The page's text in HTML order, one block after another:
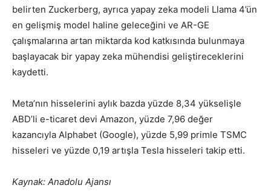
belirten Zuckerberg, ayrıca yapay zeka modeli Llama 4’ün
en gelişmiş model haline geleceğini ve AR-GE
çalışmalarına artan miktarda kod katkısında bulunmaya
başlayacak bir yapay zeka mühendisi geliştireceklerini
kaydetti.
Meta’nın hisselerini aylık bazda yüzde 8,34 yükselişle
ABD’li e-ticaret devi Amazon, yüzde 7,96 değer
kazancıyla Alphabet (Google), yüzde 5,99 primle TSMC
hisseleri ve yüzde 0,19 artışla Tesla hisseleri takip etti.
Kaynak: Anadolu Ajansı